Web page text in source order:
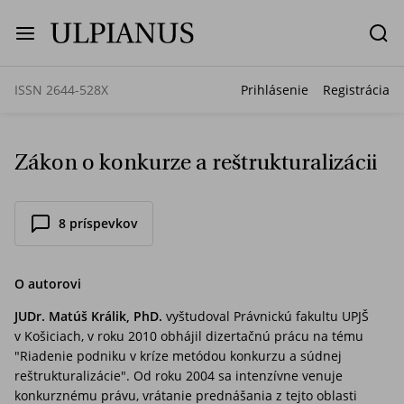
ISSN 2644-528X Prihlásenie Registrácia
Zákon o konkurze a reštrukturalizácii
8 príspevkov
O autorovi
JUDr. Matúš Králik, PhD. vyštudoval Právnickú fakultu UPJŠ
v Košiciach, v roku 2010 obhájil dizertačnú prácu na tému
"Riadenie podniku v kríze metódou konkurzu a súdnej
reštrukturalizácie". Od roku 2004 sa intenzívne venuje
konkurznému právu, vrátanie prednášania z tejto oblasti